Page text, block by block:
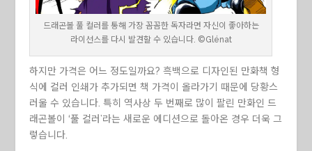
드래곤볼 풀 컬러를 통해 가장 꼼꼼한 독자라면 자신이 좋아하는
라이선스를 다시 발견할 수 있습니다. ©Glénat
하지만 가격은 어느 정도일까요? 흑백으로 디자인된 만화책 형
식에 컬러 인쇄가 추가되면 책 가격이 올라가기 때문에 당황스
러울 수 있습니다. 특히 역사상 두 번째로 많이 팔린 만화인 드
래곤볼이 ‘풀 컬러’라는 새로운 에디션으로 돌아온 경우 더욱 그
렇습니다.